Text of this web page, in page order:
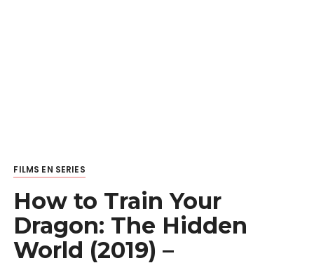
FILMS EN SERIES
How to Train Your
Dragon: The Hidden
World (2019) –